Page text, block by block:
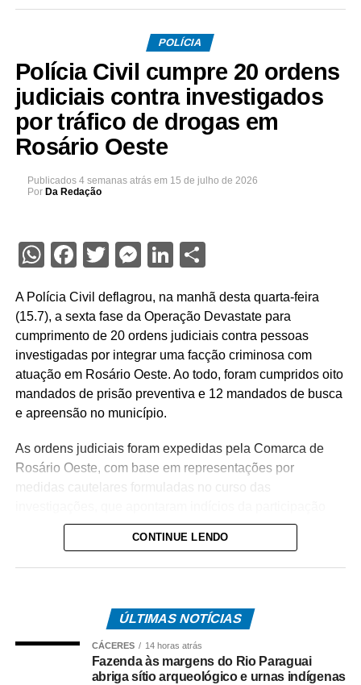
POLÍCIA
Polícia Civil cumpre 20 ordens
judiciais contra investigados
por tráfico de drogas em
Rosário Oeste
Publicados 4 semanas atrás em 15 de julho de 2026
Por Da Redação
WhatsApp
Facebook
TwitterMessenger
LinkedIn
A Polícia Civil deflagrou, na manhã desta quarta-feira
(15.7), a sexta fase da Operação Devastate para
cumprimento de 20 ordens judiciais contra pessoas
investigadas por integrar uma facção criminosa com
atuação em Rosário Oeste. Ao todo, foram cumpridos oito
mandados de prisão preventiva e 12 mandados de busca
e apreensão no município.
As ordens judiciais foram expedidas pela Comarca de
Rosário Oeste, com base em representações por
medidas cautelares formuladas no curso das
dos alvos no tráfico de drogas na região.
enfraquecendo a estrutura da organização criminosa.
O trabalho é resultado de investigações conduzidas pela
equipe da Delegacia de Rosário Oeste, que reuniram
CONTINUE LENDO
ÚLTIMAS NOTÍCIAS
CÁCERES 14 horas atrás
Fazenda às margens do Rio Paraguai
abriga sítio arqueológico e urnas indígenas